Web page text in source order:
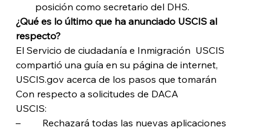
posición como secretario del DHS.
¿Qué es lo último que ha anunciado USCIS al
respecto?
El Servicio de ciudadanía e Inmigración  USCIS
compartió una guía en su página de internet,
USCIS.gov acerca de los pasos que tomarán
Con respecto a solicitudes de DACA
USCIS:
–         Rechazará todas las nuevas aplicaciones